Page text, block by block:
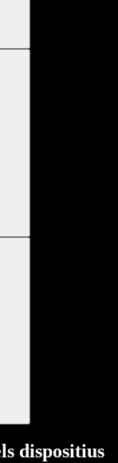
dispositius